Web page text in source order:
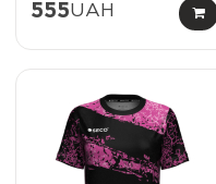
555UAH